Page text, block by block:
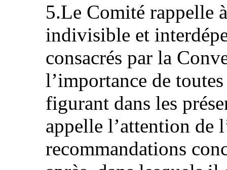
5.Le Comité rappelle
indivisible et
consacrés par la
l’importance de
figurant dans les
appelle l’attention de
recommandations